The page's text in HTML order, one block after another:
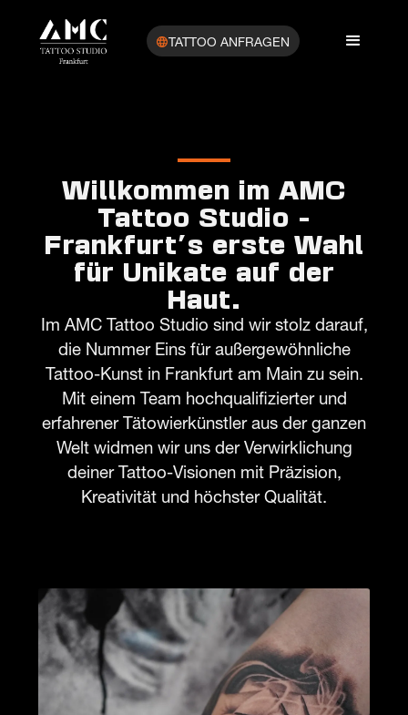
TATTOO ANFRAGEN
Willkommen im AMC
Tattoo Studio -
Frankfurt's erste Wahl
für Unikate auf der
Haut.
Im AMC Tattoo Studio sind wir stolz darauf,
die Nummer Eins für außergewöhnliche
Tattoo-Kunst in Frankfurt am Main zu sein.
Mit einem Team hochqualifizierter und
erfahrener Tätowierkünstler aus der ganzen
Welt widmen wir uns der Verwirklichung
deiner Tattoo-Visionen mit Präzision,
Kreativität und höchster Qualität.